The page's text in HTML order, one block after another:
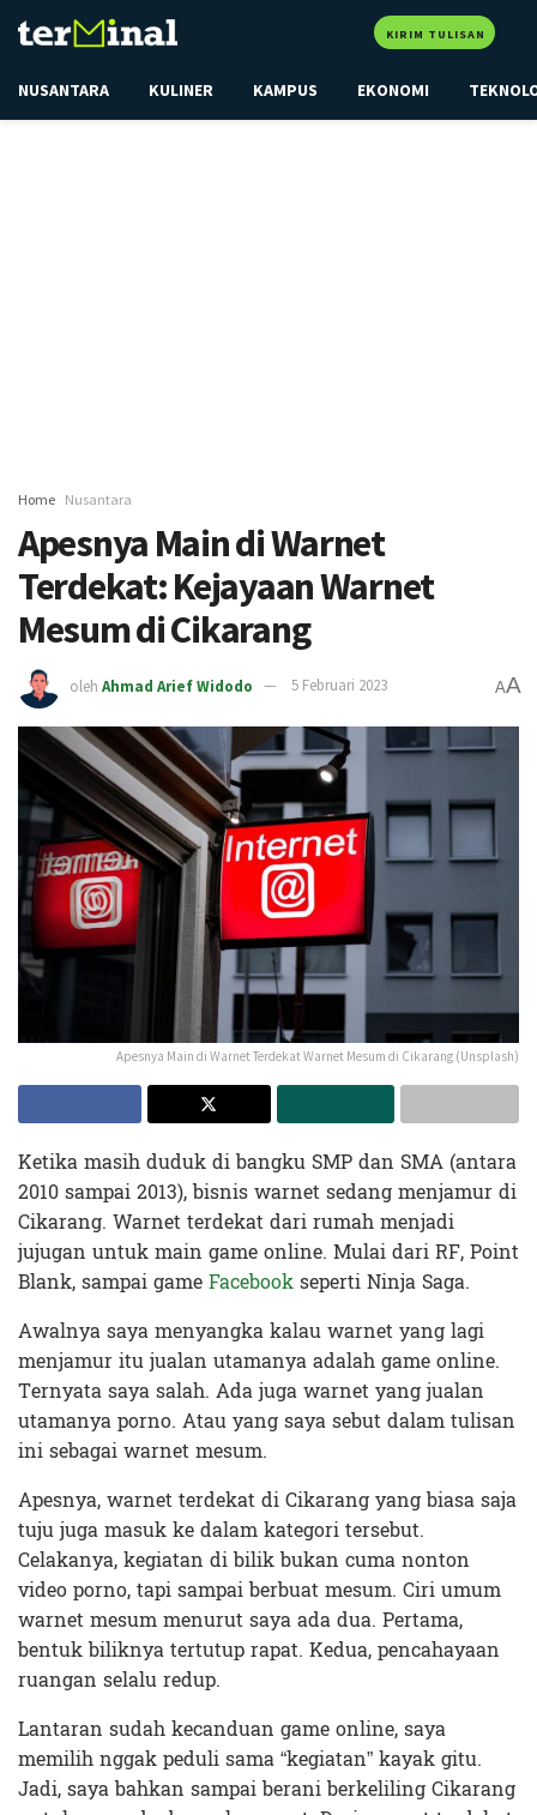
KIRIM TULISAN
NUSANTARA KULINER KAMPUS EKONOMI
Home Nusantara
Apesnya Main di Warnet
Terdekat: Kejayaan Warnet
Mesum di Cikarang
oleh Ahmad Arief Widodo 5 Februari 2023 AA
Apesnya Main di Warnet Terdekat Warnet Mesum di Cikarang (Unsplash)
Ketika masih duduk di bangku SMP dan SMA (antara
2010 sampai 2013), bisnis warnet sedang menjamur di
Cikarang. Warnet terdekat dari rumah menjadi
jujugan untuk main game online. Mulai dari RF, Point
Blank, sampai gameFacebookseperti Ninja Saga.
Awalnya saya menyangka kalau warnet yang lagi
menjamur itu jualan utamanya adalah game online.
Ternyata saya salah. Ada juga warnet yang jualan
utamanya porno. Atau yang saya sebut dalam tulisan
ini sebagai warnet mesum.
Apesnya, warnet terdekat di Cikarang yang biasa saja
tuju juga masuk ke dalam kategori tersebut.
Celakanya, kegiatan di bilik bukan cuma nonton
video porno, tapi sampai berbuat mesum. Ciri umum
warnet mesum menurut saya ada dua. Pertama,
bentuk biliknya tertutup rapat. Kedua, pencahayaan
ruangan selalu redup.
Lantaran sudah kecanduan game online, saya
memilih nggak peduli sama “kegiatan” kayak gitu.
Jadi, saya bahkan sampai berani berkeliling Cikarang